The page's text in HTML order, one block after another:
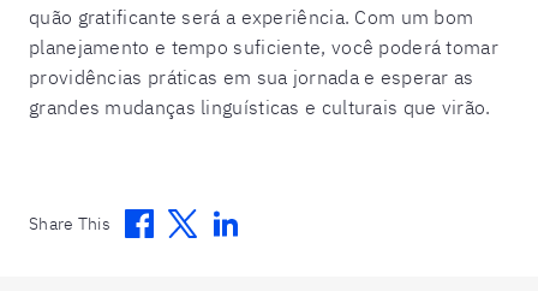
quão gratificante será a experiência. Com um bom
planejamento e tempo suficiente, você poderá tomar
providências práticas em sua jornada e esperar as
grandes mudanças linguísticas e culturais que virão.
Share This Facebook
TwitterLinkedin